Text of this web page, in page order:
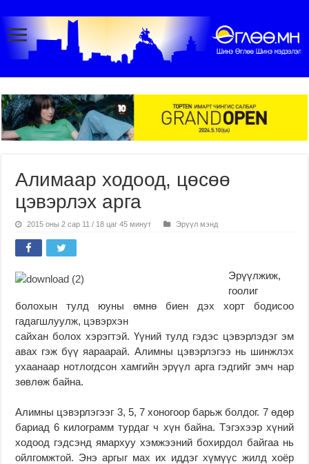
Алимаар ходоод, цөсөө
цэвэрлэх арга
2015 оны 2 сар 11 / 18 цаг 45 минут Эрүүл мэнд
Эрүүлжиж,
гоолиг
болохын тулд юуны өмнө биен дэх хорт бодисоо
гадагшлуулж, цэвэрхэн
сайхан болох хэрэгтэй. Үүний тулд гэдэс цэвэрлэдэг эм
авах гэж бүү яараарай. Алимны цэвэрлэгээ нь шинжлэх
ухаанаар нотлогдсон хамгийн эрүүл арга гэдгийг эмч нар
зөвлөж байна.
Алимны цэвэрлэгээг 3, 5, 7 хоногоор барьж болдог. 7 өдөр
бариад 6 килограмм турдаг ч хүн байна. Тэгэхээр хүний
ходоод гэдсэнд ямархуу хэмжээний бохирдол байгаа нь
ойлгомжтой. Энэ аргыг мах их иддэг хүмүүс жилд хоёр